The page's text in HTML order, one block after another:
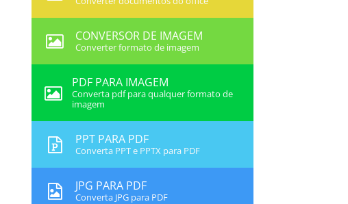
CONVERSOR DE IMAGEM
Converter formato de imagem
PDF PARA IMAGEM
Converta pdf para qualquer formato de
imagem
PPT PARA PDF
Converta PPT e PPTX para PDF
JPG PARA PDF
Converta JPG para PDF